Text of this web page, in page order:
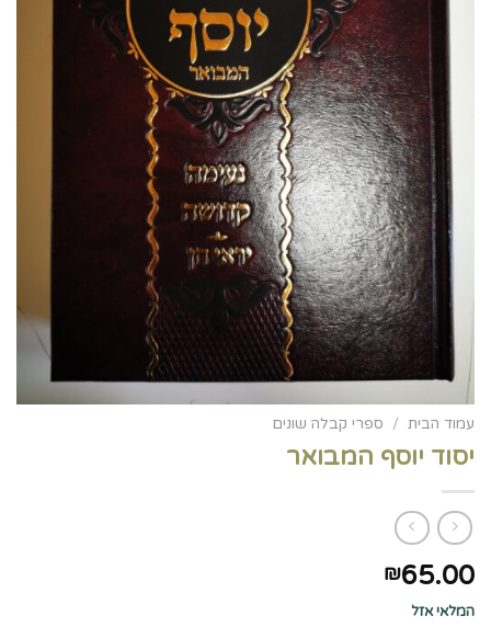
עמוד הבית / ספרי קבלה שונים
יסוד יוסף המבואר
₪65.00
המלאי אזל